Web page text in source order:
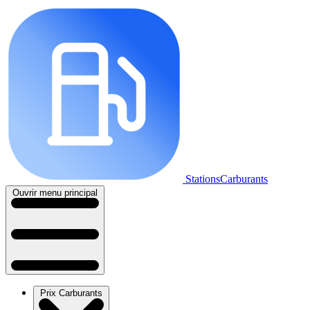
StationsCarburants
Ouvrir menu principal
Prix Carburants